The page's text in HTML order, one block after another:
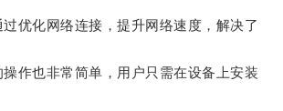
化网络连接，提升网络速度，解决了
也非常简单，用户只需在设备上安装